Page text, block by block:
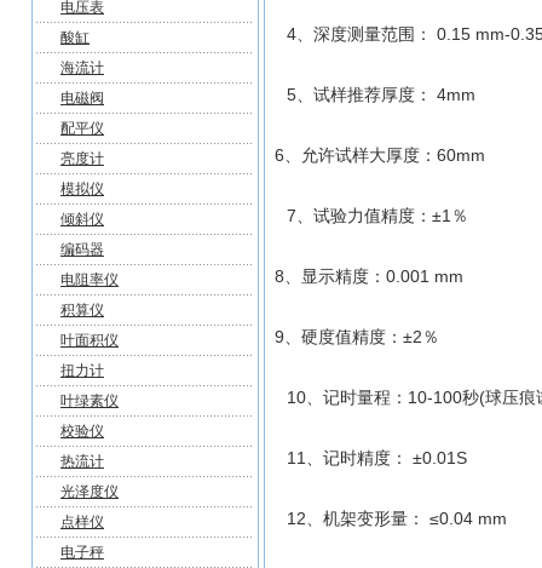
电压表
酸缸
海流计
电磁阀
配平仪
亮度计
模拟仪
倾斜仪
编码器
电阻率仪
积算仪
叶面积仪
扭力计
叶绿素仪
校验仪
热流计
光泽度仪
点样仪
电子秤
4、深度测量范围： 0.15 mm-
5、试样推荐厚度： 4mm
6、允许试样大厚度：60mm
7、试验力值精度：±1％
8、显示精度：0.001 mm
9、硬度值精度：±2％
10、记时量程：10-100秒(球压痕
11、记时精度： ±0.01S
12、机架变形量： ≤0.04 mm